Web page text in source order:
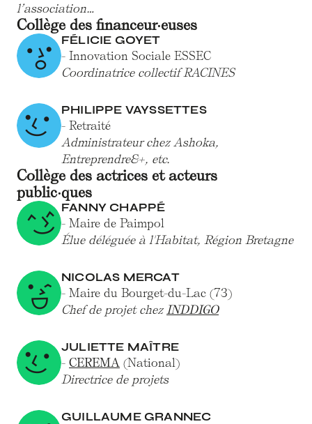
l’association…
Collège des financeur·euses
FÉLICIE GOYET
- Innovation Sociale ESSEC
Coordinatrice collectif RACINES
PHILIPPE VAYSSETTES
- Retraité
Administrateur chez Ashoka,
Entreprendre&+, etc.
Collège des actrices et acteurs
public·ques
FANNY CHAPPÉ
- Maire de Paimpol
Élue déléguée à l'Habitat, Région Bretagne
NICOLAS MERCAT
- Maire du Bourget-du-Lac (73)
Chef de projet chez INDDIGO
JULIETTE MAÎTRE
- CEREMA (National)
Directrice de projets
GUILLAUME GRANNEC